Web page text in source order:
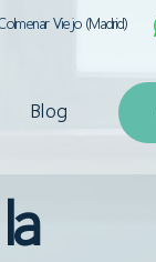
Viejo (Madrid)
Blog